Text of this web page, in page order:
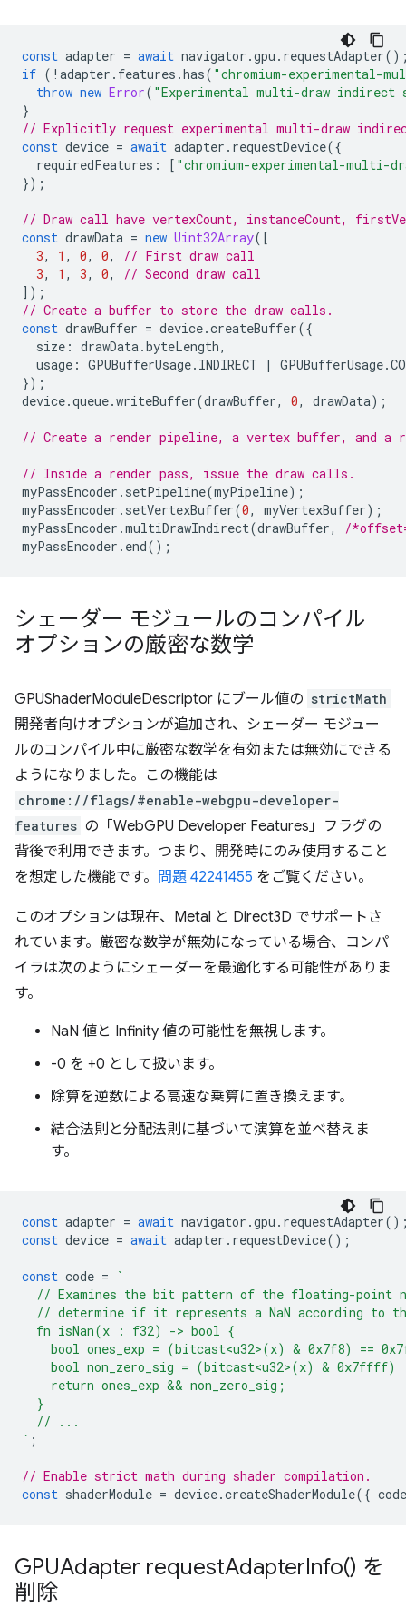
const adapter = await navigator .gpu . requestAdapter
if ( ! adapter . features .has( "chromium-experimental-
throw new Error( "Experimental multi-draw
}
// Explicitly request experimental multi-draw
const device = await adapter . requestDevice({
requiredFeatures : [ "chromium-experimental-multi-
});
// Draw call have vertexCount, instanceCount,
const drawData = new Uint32Array([
3, 1 , 0, 0,
// First draw call
3, 1 , 3, 0,
// Second draw call
]);
// Create a buffer to store the draw calls.
const drawBuffer = device.createBuffer({
size : drawData.byteLength,
usage : GPUBufferUsage. INDIRECT | GPUBufferUsage.
});
device.queue.writeBuffer(drawBuffer, 0, drawData);
// Create a render pipeline, a vertex buffer, and a
// Inside a render pass, issue the draw calls.
myPassEncoder . setPipeline(myPipeline);
myPassEncoder . setVertexBuffer(0, myVertexBuffer);
myPassEncoder .multiDrawIndirect(drawBuffer,
/
myPassEncoder . end();
シェーダー モジュールのコンパイル
オプションの厳密な数学
GPUShaderModuleDescriptor にブール値の strictMath
開発者向けオプションが追加され、シェーダー モジュー
ルのコンパイル中に厳密な数学を有効または無効にできる
ようになりました。この機能は
chrome://flags/#enable-webgpu-developer-
features の「WebGPU Developer Features」フラグの
背後で利用できます。つまり、開発時にのみ使用すること
を想定した機能です。 問題 42241455 をご覧ください。
このオプションは現在、Metal と Direct3D でサポートさ
れています。厳密な数学が無効になっている場合、コンパ
イラは次のようにシェーダーを最適化する可能性がありま
す。
NaN 値と Infinity 値の可能性を無視します。
-0 を +0 として扱います。
除算を逆数による高速な乗算に置き換えます。
結合法則と分配法則に基づいて演算を並べ替えま
す。
const adapter = await navigator .gpu . requestAdapter
const device = await adapter . requestDevice();
const code =
`
// Examines the bit pattern of the floating-point
// determine if it represents a NaN according to
  fn isNan(x : f32) -> bool {
bool ones_exp = (bitcast<u32>(x) & 0x7f8) ==
bool non_zero_sig = (bitcast<u32>(x) & 0x7ffff)
    return ones_exp && non_zero_sig;
  }
  // ...
` ;
// Enable strict math during shader compilation.
const shaderModule = device.createShaderModule({ code
GPUAdapter requestAdapterInfo() を
削除